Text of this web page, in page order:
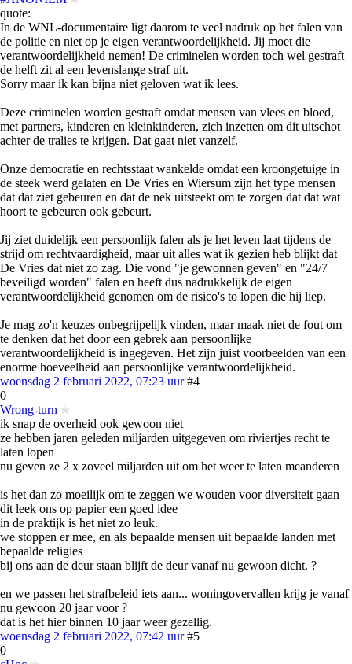
quote:
In de WNL-documentaire ligt daarom te veel nadruk op het falen van
de politie en niet op je eigen verantwoordelijkheid. Jij moet die
verantwoordelijkheid nemen! De criminelen worden toch wel gestraft
de helft zit al een levenslange straf uit.
Sorry maar ik kan bijna niet geloven wat ik lees.
Deze criminelen worden gestraft omdat mensen van vlees en bloed,
met partners, kinderen en kleinkinderen, zich inzetten om dit uitschot
achter de tralies te krijgen. Dat gaat niet vanzelf.
Onze democratie en rechtsstaat wankelde omdat een kroongetuige in
de steek werd gelaten en De Vries en Wiersum zijn het type mensen
dat dat ziet gebeuren en dat de nek uitsteekt om te zorgen dat dat wat
hoort te gebeuren ook gebeurt.
Jij ziet duidelijk een persoonlijk falen als je het leven laat tijdens de
strijd om rechtvaardigheid, maar uit alles wat ik gezien heb blijkt dat
De Vries dat niet zo zag. Die vond "je gewonnen geven" en "24/7
beveiligd worden" falen en heeft dus nadrukkelijk de eigen
verantwoordelijkheid genomen om de risico's to lopen die hij liep.
Je mag zo'n keuzes onbegrijpelijk vinden, maar maak niet de fout om
te denken dat het door een gebrek aan persoonlijke
verantwoordelijkheid is ingegeven. Het zijn juist voorbeelden van een
enorme hoeveelheid aan persoonlijke verantwoordelijkheid.
woensdag 2 februari 2022, 07:23 uur #4
0
Wrong-turn
ik snap de overheid ook gewoon niet
ze hebben jaren geleden miljarden uitgegeven om riviertjes recht te
laten lopen
nu geven ze 2 x zoveel miljarden uit om het weer te laten meanderen
is het dan zo moeilijk om te zeggen we wouden voor diversiteit gaan
dit leek ons op papier een goed idee
in de praktijk is het niet zo leuk.
we stoppen er mee, en als bepaalde mensen uit bepaalde landen met
bepaalde religies
bij ons aan de deur staan blijft de deur vanaf nu gewoon dicht. ?
en we passen het strafbeleid iets aan... woningovervallen krijg je vanaf
nu gewoon 20 jaar voor ?
dat is het hier binnen 10 jaar weer gezellig.
woensdag 2 februari 2022, 07:42 uur #5
0